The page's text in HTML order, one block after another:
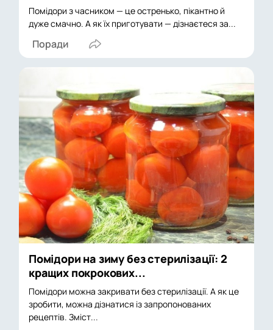
Помідори з часником — це остренько, пікантно й
дуже смачно. А як їх приготувати — дізнаєтеся за...
Поради
Помідори на зиму без стерилізації: 2
кращих покрокових...
Помідори можна закривати без стерилізації. А як це
зробити, можна дізнатися із запропонованих
рецептів. Зміст...